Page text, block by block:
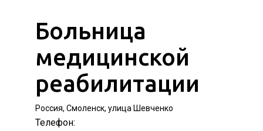
Больница
медицинской
реабилитации
Россия, Смоленск, улица Шевченко
Телефон: